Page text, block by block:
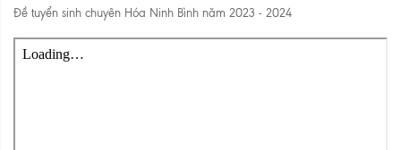
Đề tuyển sinh chuyên Hóa Ninh Bình năm 2023 - 2024